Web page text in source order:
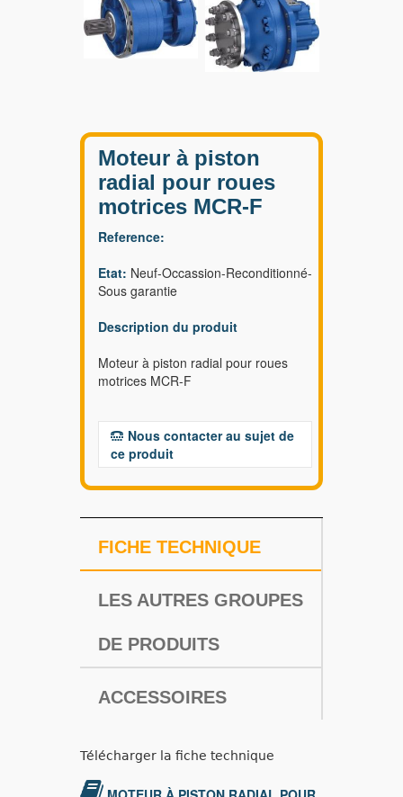
Moteur à piston
radial pour roues
motrices MCR-F
Reference:
Etat: Neuf-Occassion-Reconditionné-
Sous garantie
Description du produit
Moteur à piston radial pour roues
motrices MCR-F
Nous contacter au sujet de
ce produit
FICHE TECHNIQUE
LES AUTRES GROUPES
DE PRODUITS
ACCESSOIRES
Télécharger la fiche technique